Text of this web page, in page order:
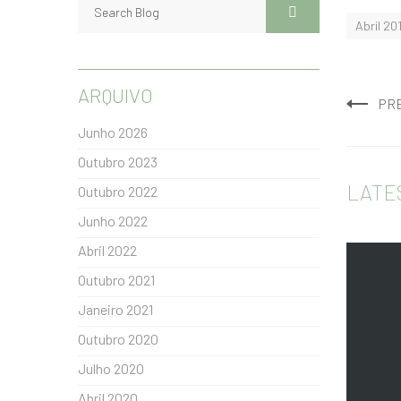
Abril
ARQUIVO
Junho 2026
Outubro 2023
Outubro 2022
Junho 2022
Abril 2022
Outubro 2021
Janeiro 2021
Outubro 2020
Julho 2020